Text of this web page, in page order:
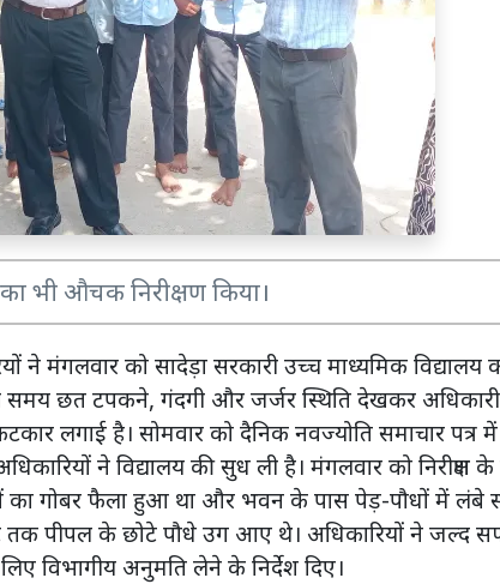
भी औचक निरीक्षण किया।
ने मंगलवार को सादेड़ा सरकारी उच्च माध्यमिक विद्यालय
समय छत टपकने, गंदगी और जर्जर स्थिति देखकर
लगाई है। सोमवार को दैनिक नवज्योति समाचार पत्र में
ने विद्यालय की सुध ली है। मंगलवार को निरीक्षण के
का गोबर फैला हुआ था और भवन के पास पेड़-पौधों में लंबे
पीपल के छोटे पौधे उग आए थे। अधिकारियों ने जल्द
विभागीय अनुमति लेने के निर्देश दिए।